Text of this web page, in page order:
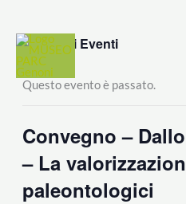
contenuto
« Tutti gli Eventi
Questo evento è passato.
Convegno –
– La
paleontologici